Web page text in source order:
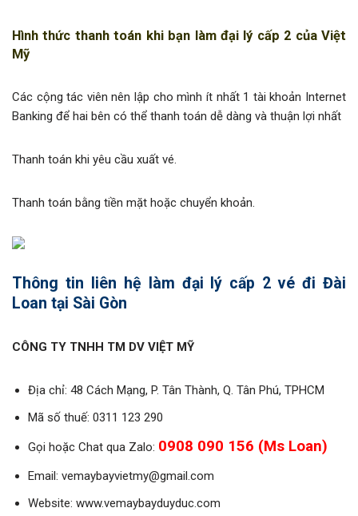
Hình thức thanh toán khi bạn làm đại lý cấp 2 của Việt
Mỹ
Các cộng tác viên nên lập cho mình ít nhất 1 tài khoản Internet
Banking để hai bên có thể thanh toán dễ dàng và thuận lợi nhất
Thanh toán khi yêu cầu xuất vé.
Thanh toán bằng tiền mặt hoặc chuyển khoản.
Thông tin liên hệ làm đại lý cấp 2 vé đi Đài
Loan tại Sài Gòn
CÔNG TY TNHH TM DV VIỆT MỸ
Địa chỉ: 48 Cách Mạng, P. Tân Thành, Q. Tân Phú, TPHCM
Mã số thuế: 0311 123 290
Gọi hoặc Chat qua Zalo: 0908 090 156 (Ms Loan)
Email: vemaybayvietmy@gmail.com
Website: www.vemaybayduyduc.com